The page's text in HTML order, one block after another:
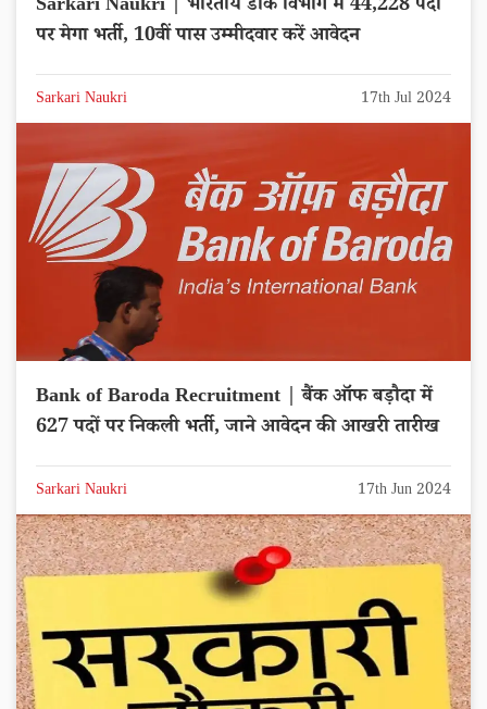
Sarkari Naukri | भारतीय डाक विभाग में 44,228 पदों
पर मेगा भर्ती, 10वीं पास उम्मीदवार करें आवेदन
Sarkari Naukri 17th Jul 2024
Bank of Baroda Recruitment | बैंक ऑफ बड़ौदा में
627 पदों पर निकली भर्ती, जाने आवेदन की आखरी तारीख
Sarkari Naukri 17th Jun 2024